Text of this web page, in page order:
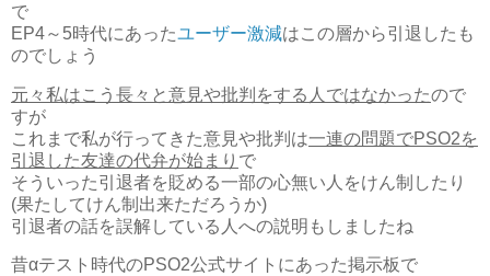
で
EP4～5時代にあったユーザー激減はこの層から引退したも
のでしょう
元々私はこう長々と意見や批判をする人ではなかったので
すが
これまで私が行ってきた意見や批判は一連の問題でPSO2を
引退した友達の代弁が始まり で
そういった引退者を貶める一部の心無い人をけん制したり
(果たしてけん制出来ただろうか)
引退者の話を誤解している人への説明もしましたね
昔αテスト時代のPSO2公式サイトにあった掲示板で